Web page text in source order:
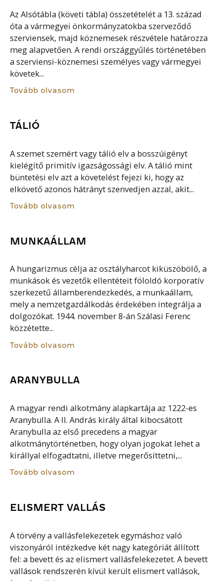
Az Alsótábla (követi tábla) összetételét a 13. század
óta a vármegyei önkormányzatokba szerveződő
szerviensek, majd köznemesek részvétele határozza
meg alapvetően. A rendi országgyűlés történetében
a szerviensi-köznemesi személyes vagy vármegyei
követek...
Tovább olvasom
TÁLIÓ
A szemet szemért vagy tálió elv a bosszúigényt
kielégítő primitív igazságossági elv. A tálió mint
büntetési elv azt a követelést fejezi ki, hogy az
elkövető azonos hátrányt szenvedjen azzal, akit...
Tovább olvasom
MUNKAÁLLAM
A hungarizmus célja az osztályharcot kiküszöbölő, a
munkások és vezetők ellentéteit föloldó korporatív
szerkezetű államberendezkedés, a munkaállam,
mely a nemzetgazdálkodás érdekében integrálja a
dolgozókat. 1944. november 8-án Szálasi Ferenc
közzétette...
Tovább olvasom
ARANYBULLA
A magyar rendi alkotmány alapkartája az 1222-es
Aranybulla. A II. András király által kibocsátott
Aranybulla az első precedens a magyar
alkotmánytörténetben, hogy olyan jogokat lehet a
királlyal elfogadtatni, illetve megerősíttetni,...
Tovább olvasom
ELISMERT VALLÁS
A törvény a vallásfelekezetek egymáshoz való
viszonyáról intézkedve két nagy kategóriát állított
fel: a bevett és az elismert vallásfelekezetet. A bevett
vallások rendszerén kívül került elismert vallások,